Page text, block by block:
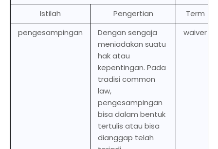
Istilah
Pengertian
Term
pengesampingan
Dengan sengaja
meniadakan suatu
hak atau
kepentingan. Pada
tradisi common
law,
pengesampingan
bisa dalam bentuk
tertulis atau bisa
dianggap telah
waiver